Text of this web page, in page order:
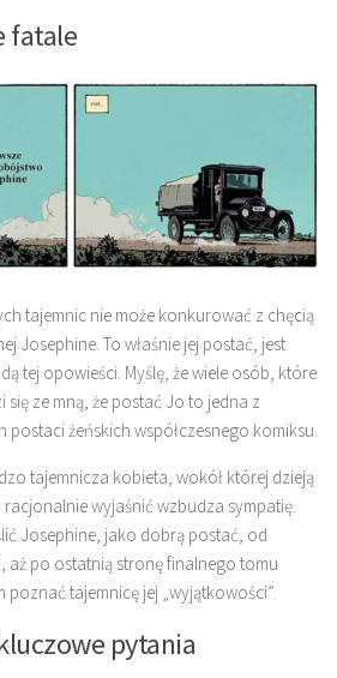
fatale
tajemnic nie może konkurować z chęcią
Josephine. To właśnie jej postać, jest
tej opowieści. Myślę, że wiele osób, które
się ze mną, że postać Jo to jedna z
postaci żeńskich współczesnego komiksu.
tajemnicza kobieta, wokół której dzieją
wyjaśnić wzbudza sympatię.
Josephine, jako dobrą postać, od
aż po ostatnią stronę finalnego tomu
poznać tajemnicę jej „wyjątkowości”.
pytania